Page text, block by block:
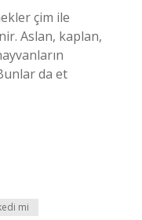
çim ile
Aslan, kaplan,
da et
mi